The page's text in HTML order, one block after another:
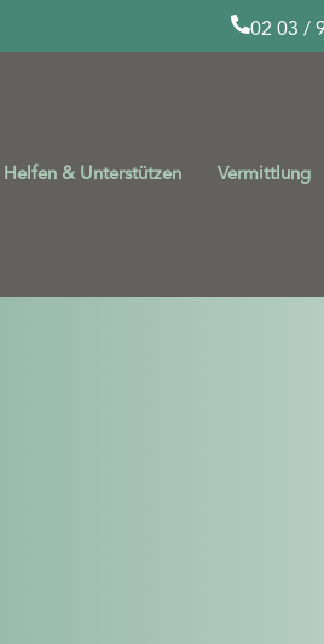
02 03 /
Helfen & Unterstützen Vermittlung